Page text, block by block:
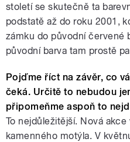
století se skutečně ta
podstatě až do roku 2001,
zámku do původní červené
původní barva tam prostě
Pojďme říct na závěr, co
čeká. Určitě to nebudou
připomeňme aspoň to
To nejdůležitější. Nová
kamenného motýla. V